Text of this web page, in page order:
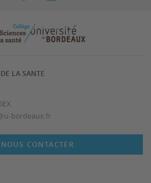
LA SANTE
bordeaux.fr
NOUS CONTACTER